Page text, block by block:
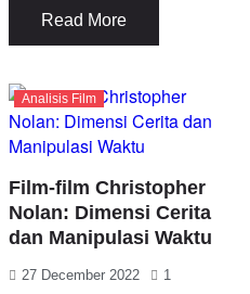
Read More
Analisis Film
Film-film Christopher
Nolan: Dimensi Cerita
dan Manipulasi Waktu
27 December 2022 1